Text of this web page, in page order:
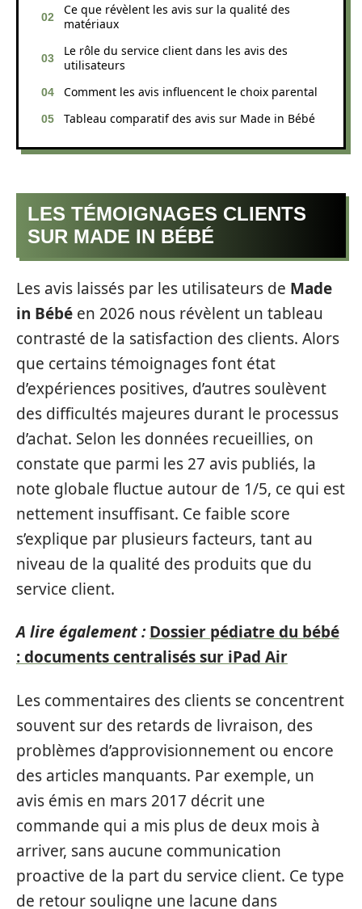
Ce que révèlent les avis sur la qualité des
matériaux
Le rôle du service client dans les avis des
utilisateurs
Comment les avis influencent le choix parental
Tableau comparatif des avis sur Made in Bébé
LES TÉMOIGNAGES CLIENTS
SUR MADE IN BÉBÉ
Les avis laissés par les utilisateurs de Made
in Bébé en 2026 nous révèlent un tableau
contrasté de la satisfaction des clients. Alors
que certains témoignages font état
d’expériences positives, d’autres soulèvent
des difficultés majeures durant le processus
d’achat. Selon les données recueillies, on
constate que parmi les 27 avis publiés, la
note globale fluctue autour de 1/5, ce qui est
nettement insuffisant. Ce faible score
s’explique par plusieurs facteurs, tant au
niveau de la qualité des produits que du
service client.
A lire également : Dossier pédiatre du bébé
: documents centralisés sur iPad Air
Les commentaires des clients se concentrent
souvent sur des retards de livraison, des
problèmes d’approvisionnement ou encore
des articles manquants. Par exemple, un
avis émis en mars 2017 décrit une
commande qui a mis plus de deux mois à
arriver, sans aucune communication
proactive de la part du service client. Ce type
de retour souligne une lacune dans